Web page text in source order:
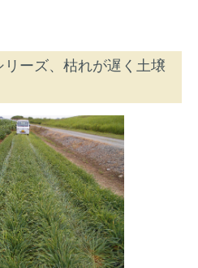
リーズ、枯れが遅く土壌